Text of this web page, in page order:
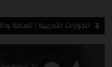
الدورات التدريبية | العامة